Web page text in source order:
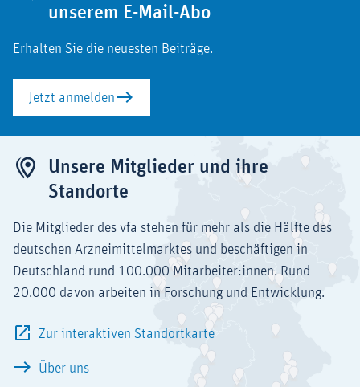
unserem E-Mail-Abo
Erhalten Sie die neuesten Beiträge.
Jetzt anmelden
Unsere Mitglieder und ihre
Standorte
Die Mitglieder des vfa stehen für mehr als die Hälfte des
deutschen Arzneimittelmarktes und beschäftigen in
Deutschland rund 100.000 Mitarbeiter:innen. Rund
20.000 davon arbeiten in Forschung und Entwicklung.
Zur interaktiven Standortkarte
Über uns